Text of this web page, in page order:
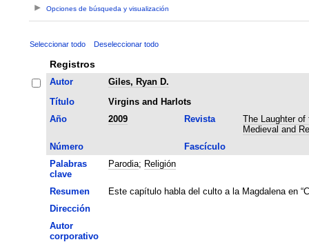
Opciones de búsqueda y visualización
Seleccionar todo Deseleccionar todo
Registros
Autor
Giles, Ryan D.
Título
Virgins and Harlots
Año
2009 Revista
The Laughter
Medieval and
Número
Fascículo
Palabras
clave
Parodia; Religión
Resumen
Este capítulo habla del culto a la Magdalena en
Dirección
Autor
corporativo